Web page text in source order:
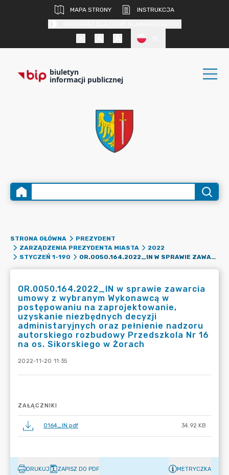
MAPA STRONY
INSTRUKCJA
biuletyn
informacji publicznej
STRONA GŁÓWNA
PREZYDENT
ZARZĄDZENIA PREZYDENTA MIASTA
2022
STYCZEŃ 1-190
OR.0050.164.2022_IN W SPRAWIE ZAWARCIA UMOWY Z WYBRANYM WYKONAWCĄ W POSTĘPOWANIU NA ZAPROJEKTOWANIE, UZYSKANIE NIEZBĘDNYCH DECYZJI ADMINISTARYJNYCH ORAZ PEŁNIENIE NADZORU AUTORSKIEGO ROZBUDOWY PRZEDSZKOLA NR 16 NA OS. SIKORSKIEGO W ŻORACH
OR.0050.164.2022_IN w sprawie zawarcia
umowy z wybranym Wykonawcą w
postępowaniu na zaprojektowanie,
uzyskanie niezbędnych decyzji
administaryjnych oraz pełnienie nadzoru
autorskiego rozbudowy Przedszkola Nr 16
na os. Sikorskiego w Żorach
2022-11-20 11:35
ZAŁĄCZNIKI
0164_IN.pdf 34.92 KB
DRUKUJ ZAPISZ DO PDF METRYCZKA